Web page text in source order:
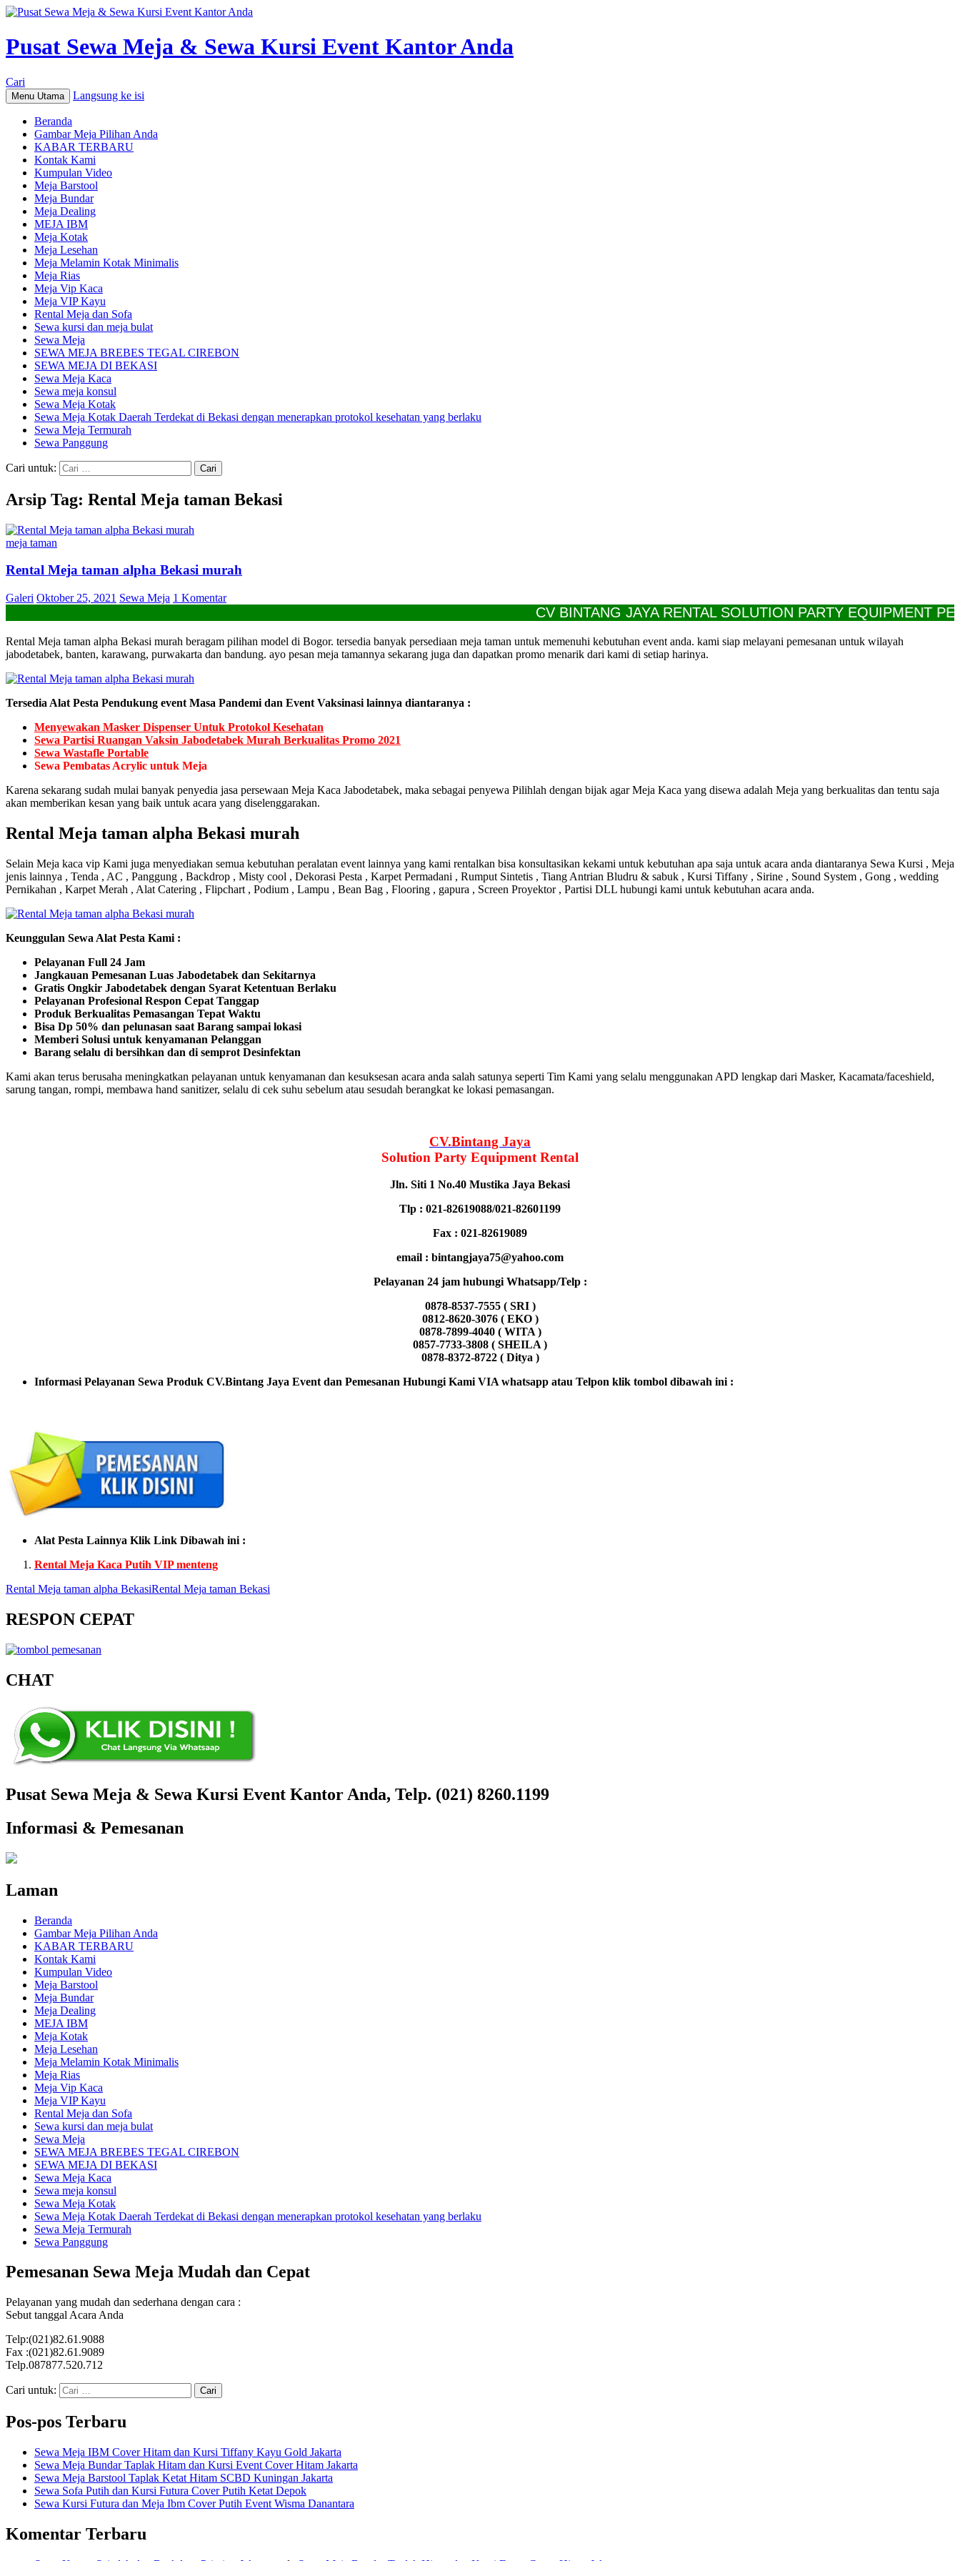
Pusat Sewa Meja & Sewa Kursi Event Kantor Anda
Cari
Menu Utama Langsung ke isi
Beranda
Gambar Meja Pilihan Anda
KABAR TERBARU
Kontak Kami
Kumpulan Video
Meja Barstool
Meja Bundar
Meja Dealing
MEJA IBM
Meja Kotak
Meja Lesehan
Meja Melamin Kotak Minimalis
Meja Rias
Meja Vip Kaca
Meja VIP Kayu
Rental Meja dan Sofa
Sewa kursi dan meja bulat
Sewa Meja
SEWA MEJA BREBES TEGAL CIREBON
SEWA MEJA DI BEKASI
Sewa Meja Kaca
Sewa meja konsul
Sewa Meja Kotak
Sewa Meja Kotak Daerah Terdekat di Bekasi dengan menerapkan protokol kesehatan yang berlaku
Sewa Meja Termurah
Sewa Panggung
Cari untuk:
Arsip Tag: Rental Meja taman Bekasi
meja taman
Rental Meja taman alpha Bekasi murah
Galeri Oktober 25, 2021 Sewa Meja 1 Komentar
CV BINTANG JAYA RENTAL SOLUTION PARTY EQUIPMENT
Rental Meja taman alpha Bekasi murah beragam pilihan model di Bogor. tersedia banyak persediaan meja taman untuk memenuhi kebutuhan event anda. kami siap melayani pemesanan untuk wilayah
jabodetabek, banten, karawang, purwakarta dan bandung. ayo pesan meja tamannya sekarang juga dan dapatkan promo menarik dari kami di setiap harinya.
Tersedia Alat Pesta Pendukung event Masa Pandemi dan Event Vaksinasi lainnya diantaranya :
Menyewakan Masker Dispenser Untuk Protokol Kesehatan
Sewa Partisi Ruangan Vaksin Jabodetabek Murah Berkualitas Promo 2021
Sewa Wastafle Portable
Sewa Pembatas Acrylic untuk Meja
Karena sekarang sudah mulai banyak penyedia jasa persewaan Meja Kaca Jabodetabek, maka sebagai penyewa Pilihlah dengan bijak agar Meja Kaca yang disewa adalah Meja yang berkualitas dan tentu saja
akan memberikan kesan yang baik untuk acara yang diselenggarakan.
Rental Meja taman alpha Bekasi murah
Selain Meja kaca vip Kami juga menyediakan semua kebutuhan peralatan event lainnya yang kami rentalkan bisa konsultasikan kekami untuk kebutuhan apa saja untuk acara anda diantaranya Sewa Kursi , Meja
jenis lainnya , Tenda , AC , Panggung , Backdrop , Misty cool , Dekorasi Pesta , Karpet Permadani , Rumput Sintetis , Tiang Antrian Bludru & sabuk , Kursi Tiffany , Sirine , Sound System , Gong , wedding
Pernikahan , Karpet Merah , Alat Catering , Flipchart , Podium , Lampu , Bean Bag , Flooring , gapura , Screen Proyektor , Partisi DLL hubungi kami untuk kebutuhan acara anda.
Keunggulan Sewa Alat Pesta Kami :
Pelayanan Full 24 Jam
Jangkauan Pemesanan Luas Jabodetabek dan Sekitarnya
Gratis Ongkir Jabodetabek dengan Syarat Ketentuan Berlaku
Pelayanan Profesional Respon Cepat Tanggap
Produk Berkualitas Pemasangan Tepat Waktu
Bisa Dp 50% dan pelunasan saat Barang sampai lokasi
Memberi Solusi untuk kenyamanan Pelanggan
Barang selalu di bersihkan dan di semprot Desinfektan
Kami akan terus berusaha meningkatkan pelayanan untuk kenyamanan dan kesuksesan acara anda salah satunya seperti Tim Kami yang selalu menggunakan APD lengkap dari Masker, Kacamata/faceshield,
sarung tangan, rompi, membawa hand sanitizer, selalu di cek suhu sebelum atau sesudah berangkat ke lokasi pemasangan.
CV.Bintang Jaya
Solution Party Equipment Rental
Jln. Siti 1 No.40 Mustika Jaya Bekasi
Tlp : 021-82619088/021-82601199
Fax : 021-82619089
email : bintangjaya75@yahoo.com
Pelayanan 24 jam hubungi Whatsapp/Telp :
0878-8537-7555 ( SRI )
0812-8620-3076 ( EKO )
0878-7899-4040 ( WITA )
0857-7733-3808 ( SHEILA )
0878-8372-8722 ( Ditya )
Informasi Pelayanan Sewa Produk CV.Bintang Jaya Event dan Pemesanan Hubungi Kami VIA whatsapp atau Telpon klik tombol dibawah ini :
Alat Pesta Lainnya Klik Link Dibawah ini :
Rental Meja Kaca Putih VIP menteng
Rental Meja taman alpha BekasiRental Meja taman Bekasi
RESPON CEPAT
CHAT
Pusat Sewa Meja & Sewa Kursi Event Kantor Anda, Telp. (021) 8260.1199
Informasi & Pemesanan
Laman
Beranda
Gambar Meja Pilihan Anda
KABAR TERBARU
Kontak Kami
Kumpulan Video
Meja Barstool
Meja Bundar
Meja Dealing
MEJA IBM
Meja Kotak
Meja Lesehan
Meja Melamin Kotak Minimalis
Meja Rias
Meja Vip Kaca
Meja VIP Kayu
Rental Meja dan Sofa
Sewa kursi dan meja bulat
Sewa Meja
SEWA MEJA BREBES TEGAL CIREBON
SEWA MEJA DI BEKASI
Sewa Meja Kaca
Sewa meja konsul
Sewa Meja Kotak
Sewa Meja Kotak Daerah Terdekat di Bekasi dengan menerapkan protokol kesehatan yang berlaku
Sewa Meja Termurah
Sewa Panggung
Pemesanan Sewa Meja Mudah dan Cepat
Pelayanan yang mudah dan sederhana dengan cara :
Sebut tanggal Acara Anda
Telp:(021)82.61.9088
Fax :(021)82.61.9089
Telp.087877.520.712
Cari untuk:
Pos-pos Terbaru
Sewa Meja IBM Cover Hitam dan Kursi Tiffany Kayu Gold Jakarta
Sewa Meja Bundar Taplak Hitam dan Kursi Event Cover Hitam Jakarta
Sewa Meja Barstool Taplak Ketat Hitam SCBD Kuningan Jakarta
Sewa Sofa Putih dan Kursi Futura Cover Putih Ketat Depok
Sewa Kursi Futura dan Meja Ibm Cover Putih Event Wisma Danantara
Komentar Terbaru